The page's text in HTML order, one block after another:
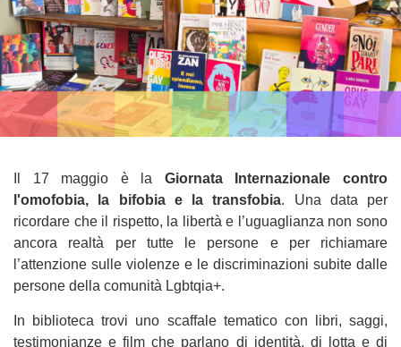
Il 17 maggio è la Giornata Internazionale contro
l'omofobia, la bifobia e la transfobia. Una data per
ricordare che il rispetto, la libertà e l’uguaglianza non sono
ancora realtà per tutte le persone e per richiamare
l’attenzione sulle violenze e le discriminazioni subite dalle
persone della comunità Lgbtqia+.
In biblioteca trovi uno scaffale tematico con libri, saggi,
testimonianze e film che parlano di identità, di lotta e di